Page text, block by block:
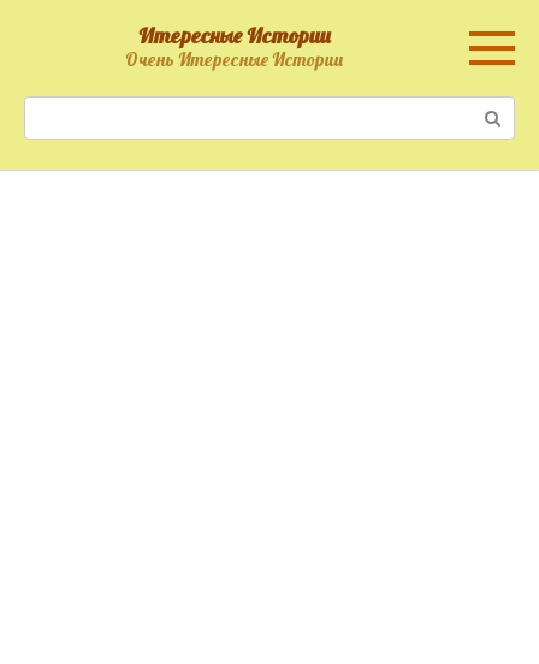
Итересные Истории
Очень Итересные Истории